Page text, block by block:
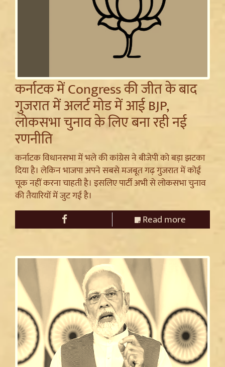
कर्नाटक में Congress की जीत के बाद
गुजरात में अलर्ट मोड में आई BJP,
लोकसभा चुनाव के लिए बना रही नई
रणनीति
कर्नाटक विधानसभा में भले की कांग्रेस ने बीजेपी को बड़ा झटका
दिया है। लेकिन भाजपा अपने सबसे मजबूत गढ़ गुजरात में कोई
चूक नहीं करना चाहती है। इसलिए पार्टी अभी से लोकसभा चुनाव
की तैयारियों में जुट गई है।
Read more